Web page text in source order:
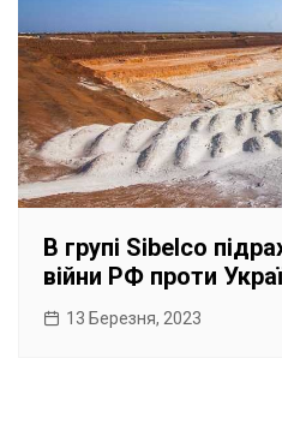
В групі Sibelco
війни РФ проти
13 Березня, 2023